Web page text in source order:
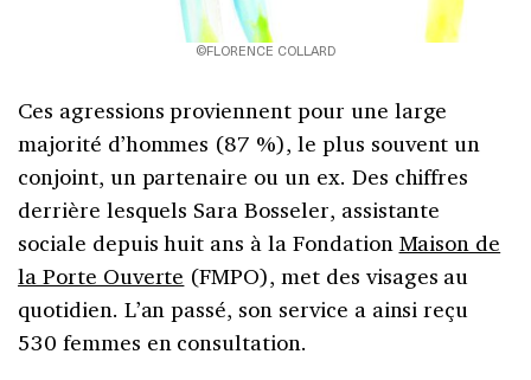
©FLORENCE COLLARD
Ces agressions proviennent pour une large
majorité d’hommes (87 %), le plus souvent un
conjoint, un partenaire ou un ex. Des chiffres
derrière lesquels Sara Bosseler, assistante
sociale depuis huit ans à la Fondation Maison de
la Porte Ouverte (FMPO), met des visages au
quotidien. L’an passé, son service a ainsi reçu
530 femmes en consultation.